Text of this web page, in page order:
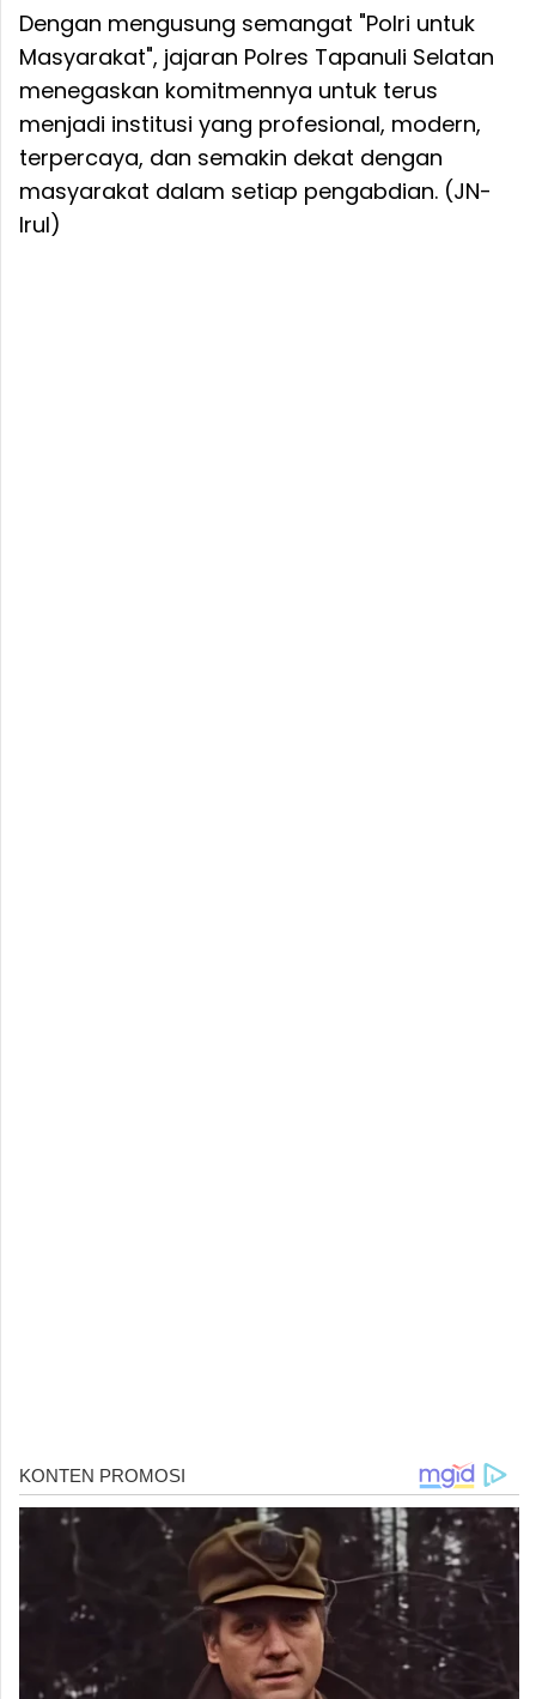
Dengan mengusung semangat "Polri untuk
Masyarakat", jajaran Polres Tapanuli Selatan
menegaskan komitmennya untuk terus
menjadi institusi yang profesional, modern,
terpercaya, dan semakin dekat dengan
masyarakat dalam setiap pengabdian. (JN-
Irul)